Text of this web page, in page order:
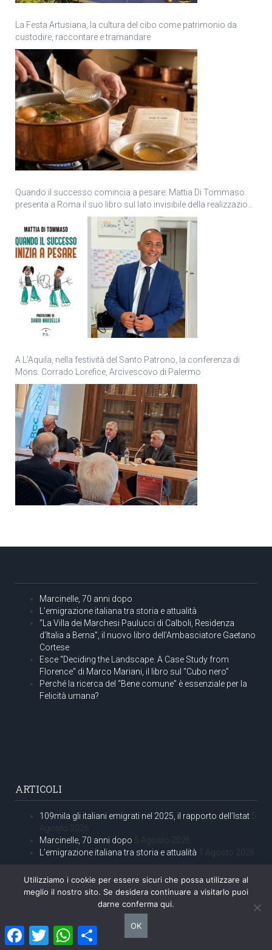
La Festa Artusiana, la cultura del cibo come patrimonio da
custodire, raccontare e tramandare
Quando il successo comincia a pesare: Mattia Di Tommaso
presenta a Roma il suo libro sul lato invisibile della realizzazione
A L’Aquila, nella festività del Santo Patrono, la conferenza di
Mons. Corrado Lorefice, Arcivescovo di Palermo
Marcinelle, 70 anni dopo
L’emigrazione italiana tra storia e attualità
“La Villa dei Marchesi Paulucci di Calboli, Residenza
d’Italia a Berna”, il nuovo libro dell’Ambasciatore Gaetano
Cortese
Esce “Deciding the Landscape. A Case Study from
Florence” di Marco Mariani, il libro sul “Cubo nero”
Perché la ricerca del “Bene comune” è essenziale per la
Felicità umana?
ARTICOLI
109mila gli italiani emigrati nel 2025, il rapporto dell’Istat 5
Agosto 2026
Marcinelle, 70 anni dopo 5 Agosto 2026
L’emigrazione italiana tra storia e attualità 1 Agosto 2026
PAGINE
FacebookTwitter WhatsAppCondividi
Utilizziamo i cookie per essere sicuri che possa utilizzare al
meglio il nostro sito. Se desidera continuare a visitarlo puoi
darne conferma qui.
OK